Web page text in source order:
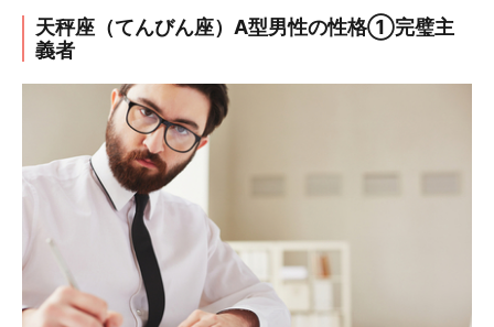
天秤座（てんびん座）A型男性の性格①完璧主
義者